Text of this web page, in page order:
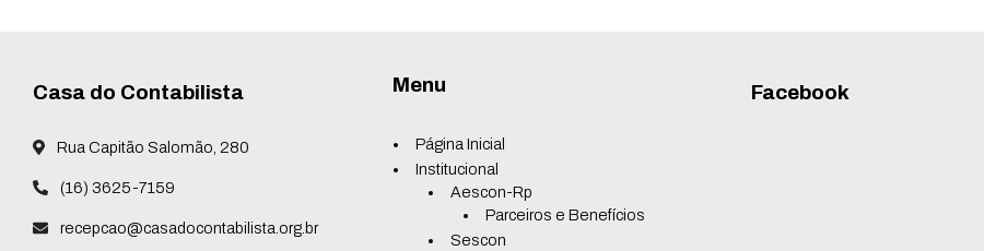
Casa do Contabilista
Rua Capitão Salomão, 280
(16) 3625-7159
recepcao@casadocontabilista.org.br
Menu
Página Inicial
Institucional
Aescon-Rp
Parceiros e Benefícios
Sescon
Facebook